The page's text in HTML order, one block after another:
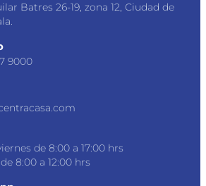
Batres 26-19, zona 12, Ciudad de
9000
de 8:00 a 17:00 hrs
8:00 a 12:00 hrs